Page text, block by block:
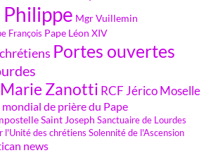
Mgr Vuillemin
François Pape Léon XIV
Portes ouvertes
Zanotti RCF Jérico Moselle
mondial de prière du Pape
Saint Joseph Sanctuaire de Lourdes
l'Unité des chrétiens Solennité de l'Ascension
news